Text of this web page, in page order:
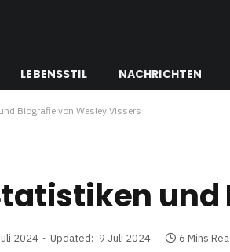
LEBENSSTIL NACHRICHTEN
Biografie von Wesley Vissers
und
2024 Updated: 9 Juli 2024 6 Mins